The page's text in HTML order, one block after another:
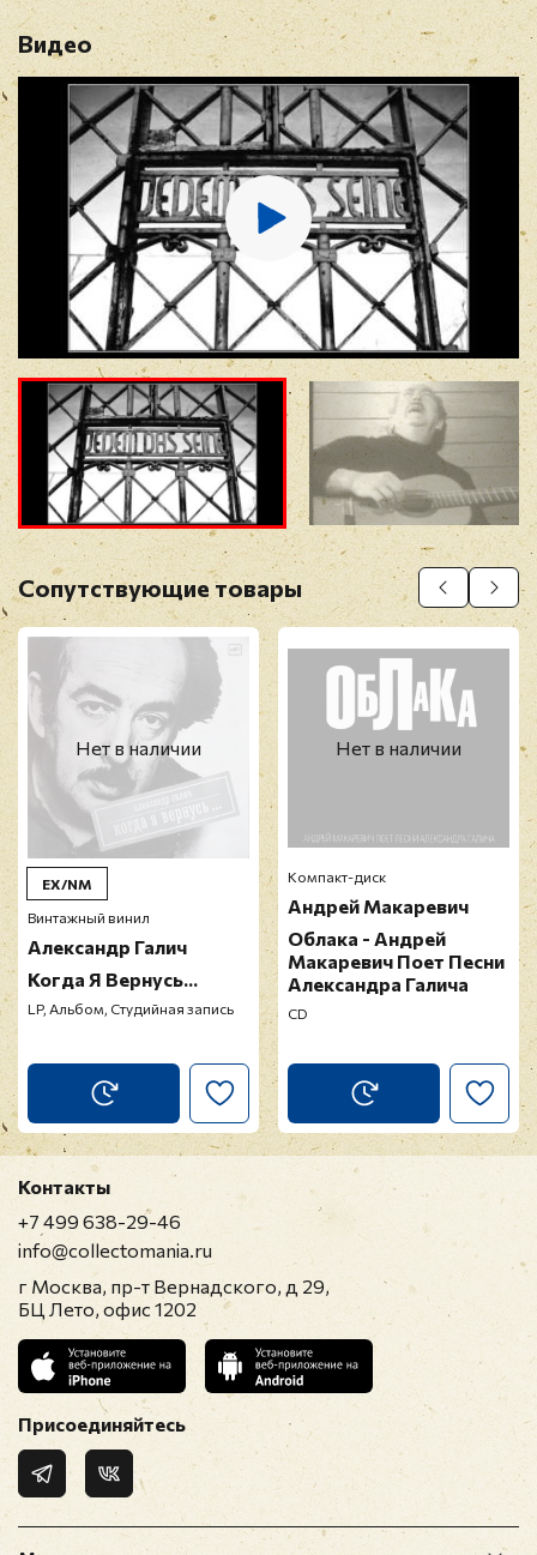
CD10: Песня об Отчем Доме (1998)
Имя*
E-mail
Отзыв*
Прикрепить фото
Оставить отзыв
Перед публикацией отзывы проходят
модерацию
Видео
Сопутствующие товары
Нет в наличии
EX/NM
Винтажный винил
Александр Галич
Когда Я Вернусь...
LP, Альбом, Студийная запись
Нет в наличии
Компакт-диск
Андрей Макаревич
Облака - Андрей
Макаревич Поет Песни
Александра Галича
CD
Контакты
+7 499 638-29-46
info@collectomania.ru
г Москва, пр-т Вернадского, д 29,
БЦ Лето, офис 1202
Присоединяйтесь